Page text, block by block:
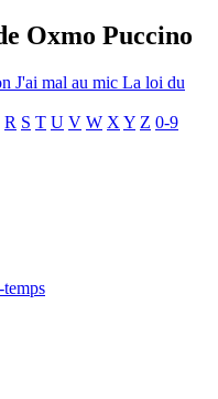
Oxmo Puccino
J'ai mal au mic La loi du
R S T U V W X Y Z 0-9